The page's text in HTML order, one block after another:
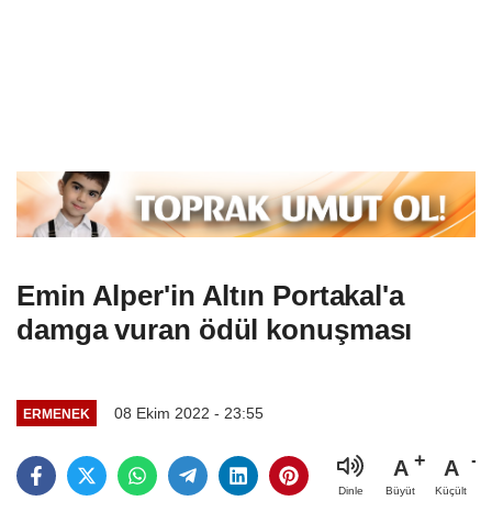
Emin Alper'in Altın Portakal'a
damga vuran ödül konuşması
ERMENEK 08 Ekim 2022 - 23:55
Dinle
A
Büyüt
A
Küçült